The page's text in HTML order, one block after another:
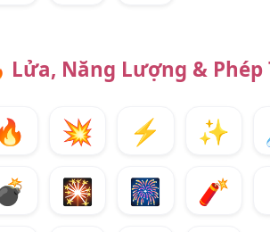
Lửa, Năng Lượng &
💥 ⚡ ✨
🎇 🎆 🧨